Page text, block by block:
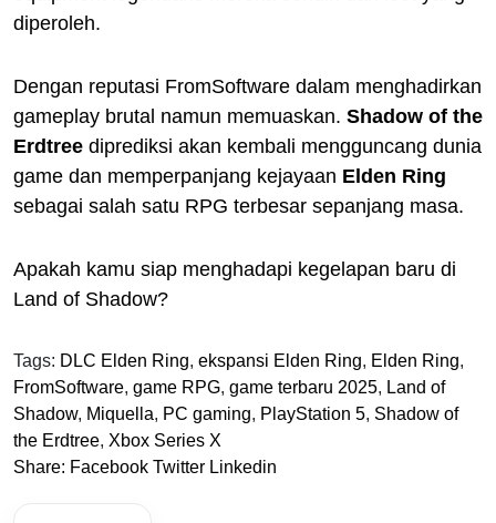
diperoleh.
Dengan reputasi FromSoftware dalam menghadirkan
gameplay brutal namun memuaskan. Shadow of the
Erdtree diprediksi akan kembali mengguncang dunia
game dan memperpanjang kejayaan Elden Ring
sebagai salah satu RPG terbesar sepanjang masa.
Apakah kamu siap menghadapi kegelapan baru di
Land of Shadow?
Tags: DLC Elden Ring, ekspansi Elden Ring, Elden Ring,
FromSoftware, game RPG, game terbaru 2025, Land of
Shadow, Miquella, PC gaming, PlayStation 5, Shadow of
the Erdtree, Xbox Series X
Share: Facebook Twitter Linkedin